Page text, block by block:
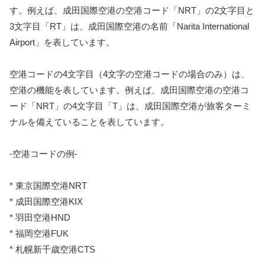
す。例えば、成田国際空港の空港コード「NRT」の2文字目と
3文字目「RT」は、成田国際空港の名前「Narita International
Airport」を表しています。
空港コードの4文字目（4文字の空港コードの場合のみ）は、
空港の機能を表しています。例えば、成田国際空港の空港コ
ード「NRT」の4文字目「T」は、成田国際空港が旅客ターミ
ナルを備えていることを表しています。
-空港コードの例-
* 東京国際空港NRT
* 成田国際空港KIX
* 羽田空港HND
* 福岡空港FUK
* 札幌新千歳空港CTS